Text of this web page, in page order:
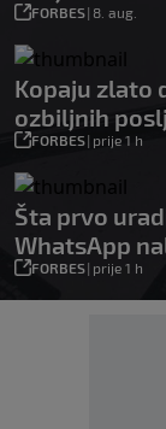
FORBES| 8. aug.
Kopaju zlato
ozbiljnih
FORBES| prije 1 h
Šta prvo
WhatsApp
FORBES| prije 1 h